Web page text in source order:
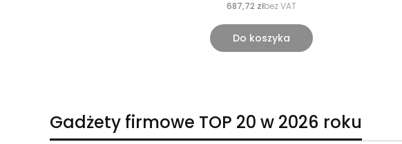
687,72 złbez VAT
Do koszyka
Gadżety firmowe TOP 20 w 2026 roku